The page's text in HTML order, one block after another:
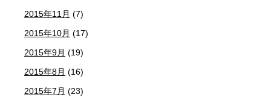
2015年11月 (7)
2015年10月 (17)
2015年9月 (19)
2015年8月 (16)
2015年7月 (23)